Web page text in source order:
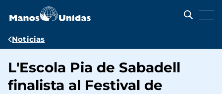
contenido
Ruta
navegación
Noticias
L'Escola Pia de Sabadell
finalista al Festival de